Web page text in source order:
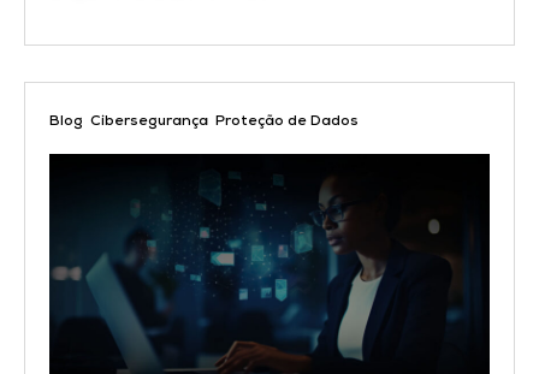
Blog Cibersegurança Proteção de Dados